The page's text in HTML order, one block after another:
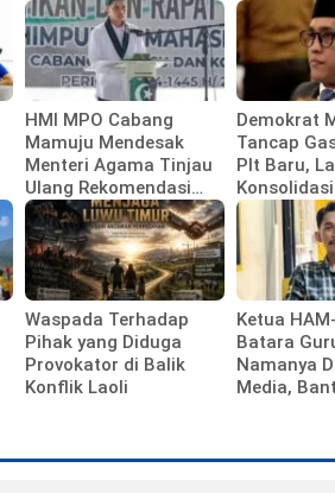
HMI MPO Cabang
Mamuju Mendesak
Menteri Agama Tinjau
Ulang Rekomendasi
Calon Kepala Kemenag
Polewali Mandar
Demokrat
Tancap
Plt Baru,
Ranting
Waspada Terhadap
Pihak yang Diduga
Provokator di Balik
Konflik Laoli
Ketua
Batara
Namanya
Media,